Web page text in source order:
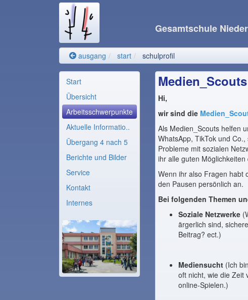
Gesamtschule
ausgang start schulprofil
Start
Übersicht
Arbeitsschwerpunkte
Aktuelle Informatio..
Übergang 4 nach 5
Berichte und Bilder
Service
Kontakt
Internes
Hi,
wir sind die
Als Medien_Scouts helfen
WhatsApp, TikTok und
Probleme mit sozialen
ihr alle guten
Wenn ihr also Fragen habt
den Pausen persönlich an.
Bei folgenden Themen
Soziale Netzwerke
ärgerlich sind,
Beitrag? ect.)
Mediensucht (Ich
oft nicht, wie die Zeit
online-Spielen.)